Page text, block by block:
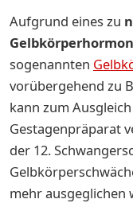
Aufgrund eines zu
sogenannten
vorübergehend zu
kann zum
Gestagenpräparat
der 12.
mehr ausgeglichen